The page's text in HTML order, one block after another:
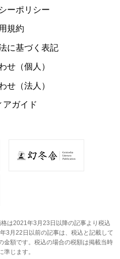
ーポリシー
規約
に基づく表記
せ（個人）
せ（法人）
アガイド
は2021年3月23日以降の記事より税込
3月22日以前の記事は、税込と記載して
額です。 税込の場合の税額は掲載当時
準じます。